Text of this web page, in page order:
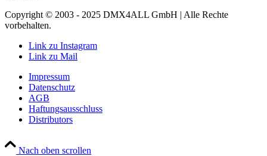
Copyright © 2003 - 2025 DMX4ALL GmbH | Alle Rechte
vorbehalten.
Link zu Instagram
Link zu Mail
Impressum
Datenschutz
AGB
Haftungsausschluss
Distributors
Nach oben scrollen